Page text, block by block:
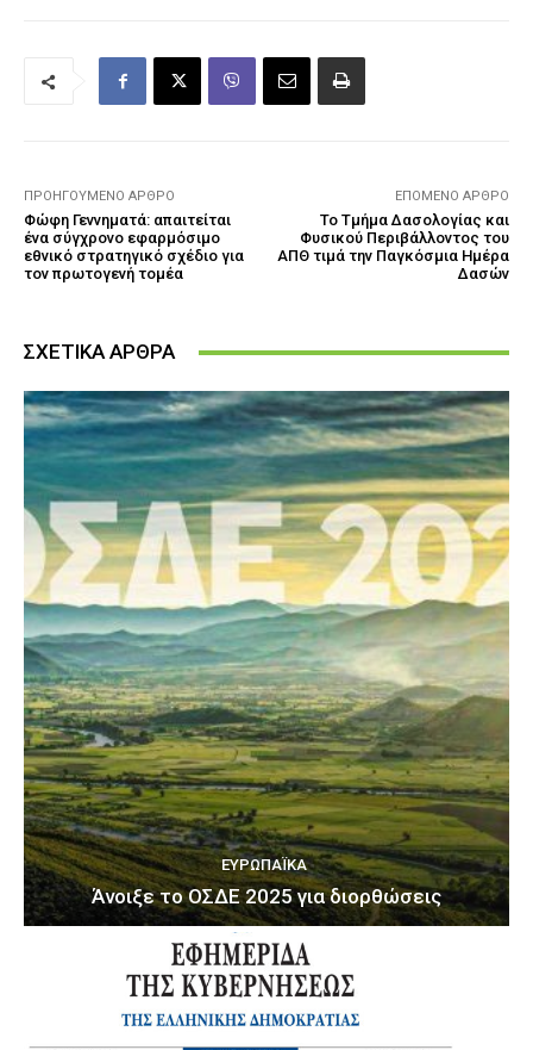
ΠΡΟΗΓΟΎΜΕΝΟ ΆΡΘΡΟ
Φώφη Γεννηματά: απαιτείται
ένα σύγχρονο εφαρμόσιμο
εθνικό στρατηγικό σχέδιο για
τον πρωτογενή τομέα
ΕΠΌΜΕΝΟ ΆΡΘΡΟ
Το Τμήμα Δασολογίας και
Φυσικού Περιβάλλοντος του
ΑΠΘ τιμά την Παγκόσμια Ημέρα
Δασών
ΣΧΕΤΙΚΑ ΑΡΘΡΑ
ΕΥΡΩΠΑΪΚΆ
Άνοιξε το ΟΣΔΕ 2025 για διορθώσεις